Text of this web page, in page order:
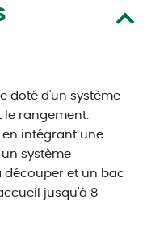
doté d'un système
le rangement.
intégrant une
système
découper et un bac
jusqu'à 8